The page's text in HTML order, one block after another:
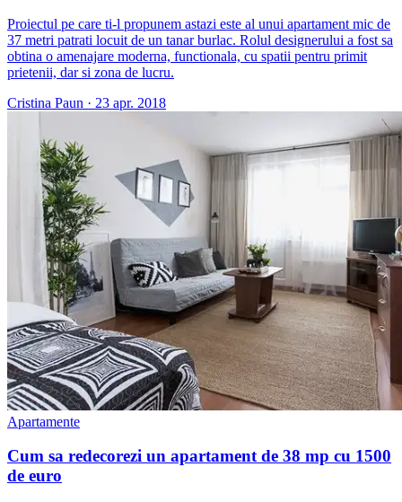
Proiectul pe care ti-l propunem astazi este al unui apartament mic de
37 metri patrati locuit de un tanar burlac. Rolul designerului a fost sa
obtina o amenajare moderna, functionala, cu spatii pentru primit
prietenii, dar si zona de lucru.
Cristina Paun · 23 apr. 2018
Apartamente
Cum sa redecorezi un apartament de 38 mp cu 1500
de euro